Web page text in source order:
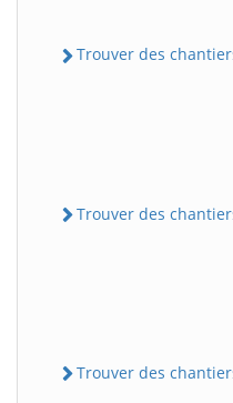
Trouver des
Trouver des
Trouver des